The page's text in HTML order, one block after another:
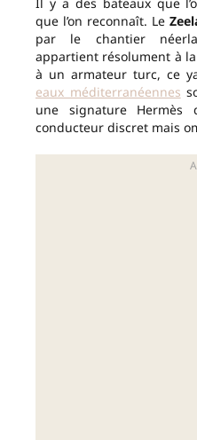
Il y a des bateaux que
que l’on reconnaît. Le
par le chantier
appartient résolument à
à un armateur turc, ce
eaux méditerranéennes
une signature Hermès
conducteur discret mais